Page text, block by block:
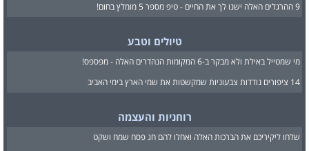
9 ההרגלים האלה ישנו לך את החיים - טיפ מספר 5 מומלץ בחום!
טיולים וטבע
מי שמטייל באילת ולא מבקר ב-6 המקומות הנהדרים האלה - מפספס!
14 ציפורים נודדות צבעוניות שמקשטות את שמי הארץ בימי האביב
רוחניות והעצמה
שלחו ליקיריכם את הברכות האלה ואחלו להם חג פסח שמח ושקט